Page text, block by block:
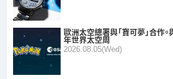
歐洲太空總署與「寶可夢」合作
年世界太空周
2026.08.05(Wed)